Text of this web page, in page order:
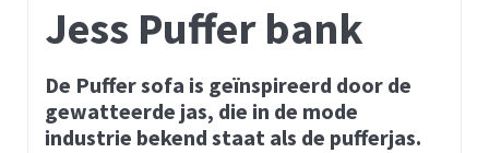
Jess Puffer bank
De Puffer sofa is geïnspireerd door de
gewatteerde jas, die in de mode
industrie bekend staat als de pufferjas.